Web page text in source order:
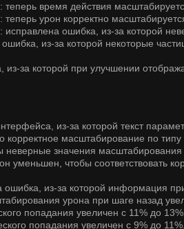
время действия
урон корректно
ошибка, из-за которой
из-за которой некоторые
за которой при улучшении
из-за которой текст
масштабирование по
неверные значения масштабирования
уменьшен, чтобы соответствовать
из-за которой информация
урона при шаге назад
попадания увеличен с 11% до 13%.
попадания увеличен с 9% до 11%.